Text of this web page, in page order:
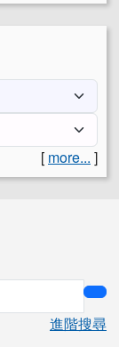
[ more... ]
進階搜尋